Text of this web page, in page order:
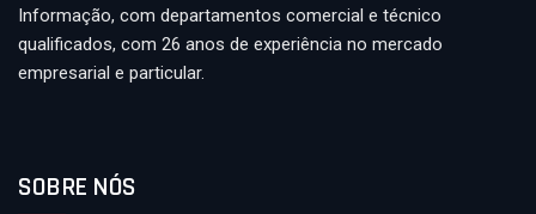
Informação, com departamentos comercial e técnico
qualificados, com 26 anos de experiência no mercado
empresarial e particular.
SOBRE NÓS